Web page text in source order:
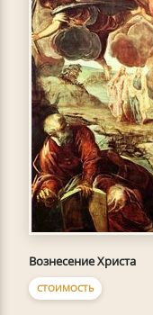
Вознесение Христа
СТОИМОСТЬ